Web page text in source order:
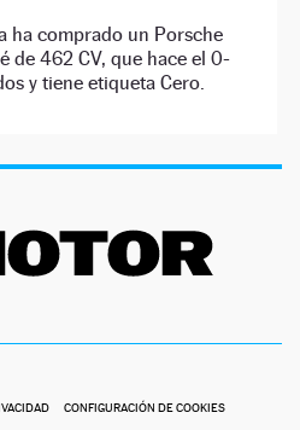
ha comprado un Porsche
de 462 CV, que hace el 0-
y tiene etiqueta Cero.
CONFIGURACIÓN DE COOKIES